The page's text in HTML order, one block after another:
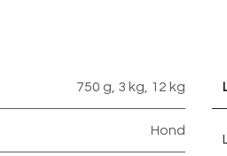
750 g, 3 kg, 12 kg
Hond